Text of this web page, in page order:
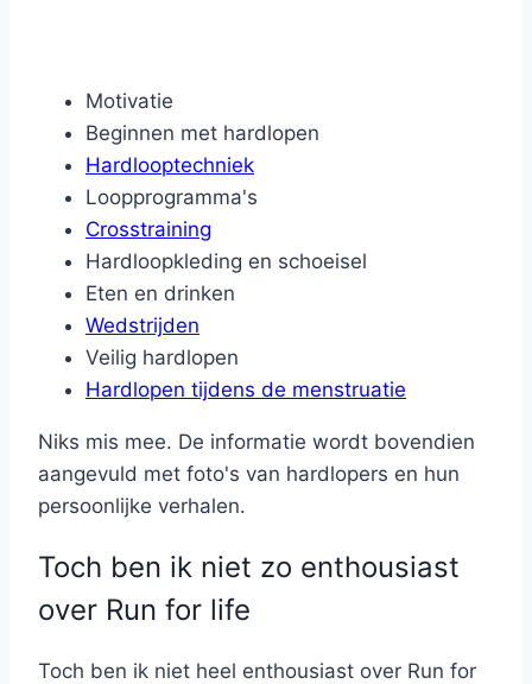
Motivatie
Beginnen met hardlopen
Hardlooptechniek
Loopprogramma's
Crosstraining
Hardloopkleding en schoeisel
Eten en drinken
Wedstrijden
Veilig hardlopen
Hardlopen tijdens de menstruatie
Niks mis mee. De informatie wordt bovendien
aangevuld met foto's van hardlopers en hun
persoonlijke verhalen.
Toch ben ik niet zo enthousiast
over Run for life
Toch ben ik niet heel enthousiast over Run for